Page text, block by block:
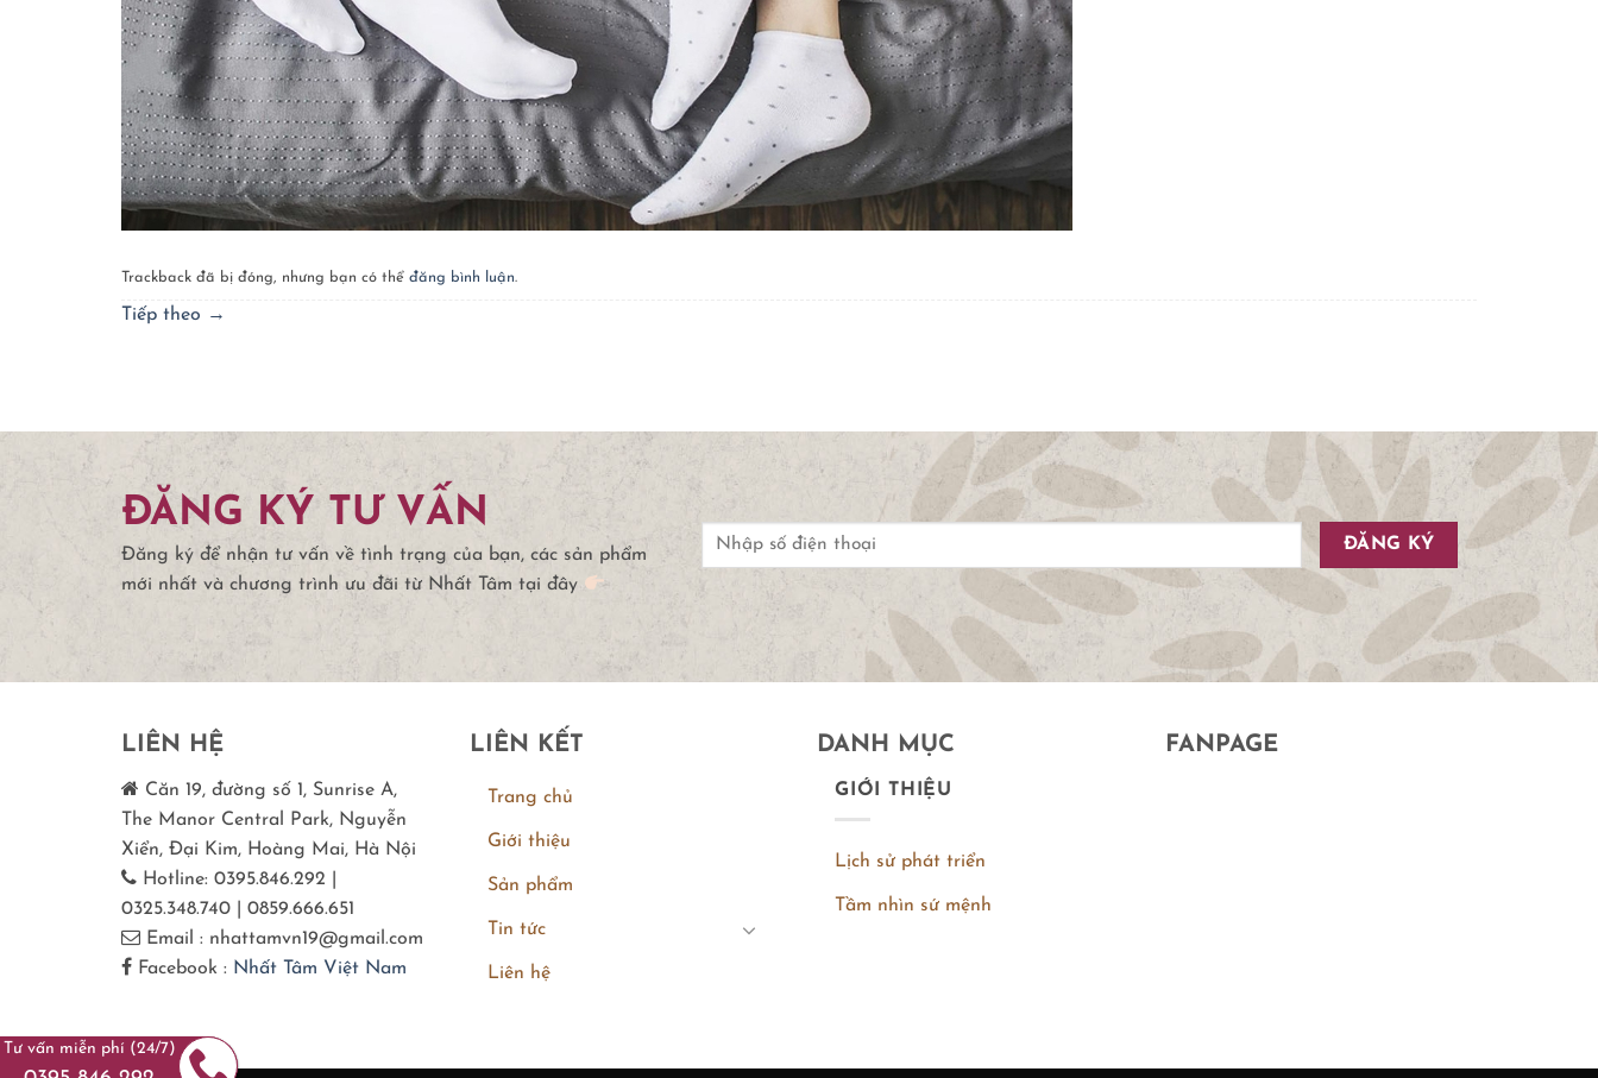
Trackback đã bị đóng, nhưng bạn có thể đăng bình luận.
Tiếp theo →
ĐĂNG KÝ TƯ VẤN
Đăng ký để nhận tư vấn về tình trạng của bạn, các sản phẩm
mới nhất và chương trình ưu đãi từ Nhất Tâm tại đây
LIÊN HỆ
Căn 19, đường số 1, Sunrise A,
The Manor Central Park, Nguyễn
Xiển, Đại Kim, Hoàng Mai, Hà Nội
Hotline: 0395.846.292 |
0325.348.740 | 0859.666.651
Email : nhattamvn19@gmail.com
Facebook : Nhất Tâm Việt Nam
LIÊN KẾT
Trang chủ
Giới thiệu
Sản phẩm
Tin tức
Liên hệ
DANH MỤC
GIỚI THIỆU
Lịch sử phát triển
Tầm nhìn sứ mệnh
FANPAGE
Tư vấn miễn phí (24/7)